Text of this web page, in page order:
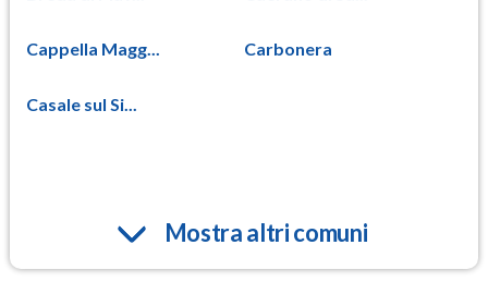
Cappella Magg... Carbonera
Casale sul Si...
Mostra altri comuni